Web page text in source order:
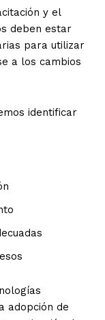
y el
deben estar
para utilizar
a los cambios
identificar
adopción de